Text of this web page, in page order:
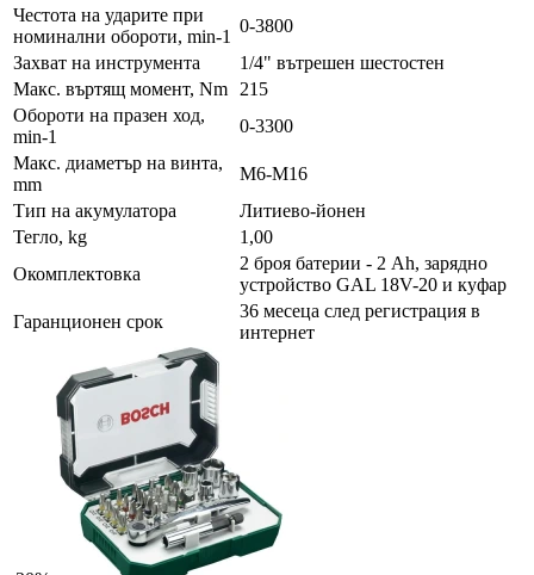
Честота на ударите при
номинални обороти, min-1
0-3800
Захват на инструмента
1/4" вътрешен шестостен
Макс. въртящ момент, Nm
215
Обороти на празен ход,
min-1
0-3300
Макс. диаметър на винта,
mm
M6-M16
Тип на акумулатора
Литиево-йонен
Тегло, kg
1,00
Окомплектовка
2 броя батерии - 2 Ah, зарядно
устройство GAL 18V-20 и куфар
Гаранционен срок
36 месеца след регистрация в
интернет